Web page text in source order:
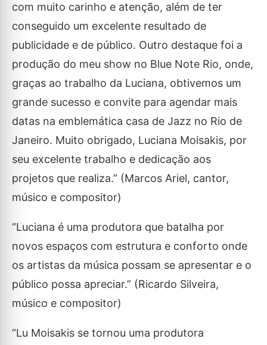
com muito carinho e atenção, além de ter
conseguido um excelente resultado de
publicidade e de público. Outro destaque foi a
produção do meu show no Blue Note Rio, onde,
graças ao trabalho da Luciana, obtivemos um
grande sucesso e convite para agendar mais
datas na emblemática casa de Jazz no Rio de
Janeiro. Muito obrigado, Luciana Moisakis, por
seu excelente trabalho e dedicação aos
projetos que realiza.” (Marcos Ariel, cantor,
músico e compositor)
“Luciana é uma produtora que batalha por
novos espaços com estrutura e conforto onde
os artistas da música possam se apresentar e o
público possa apreciar.” (Ricardo Silveira,
músico e compositor)
“Lu Moisakis se tornou uma produtora